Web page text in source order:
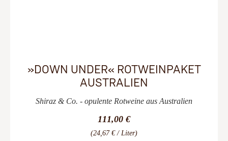
»DOWN UNDER« ROTWEINPAKET
AUSTRALIEN
Shiraz & Co. - opulente Rotweine aus Australien
111,00 €
(24,67 € / Liter)